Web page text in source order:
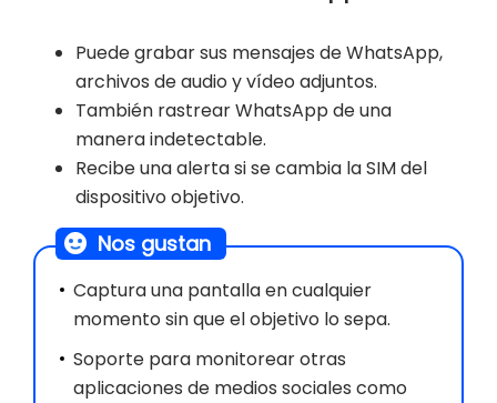
Puede grabar sus mensajes de WhatsApp,
archivos de audio y vídeo adjuntos.
También rastrear WhatsApp de una
manera indetectable.
Recibe una alerta si se cambia la SIM del
dispositivo objetivo.
Nos gustan
Captura una pantalla en cualquier
momento sin que el objetivo lo sepa.
Soporte para monitorear otras
aplicaciones de medios sociales como